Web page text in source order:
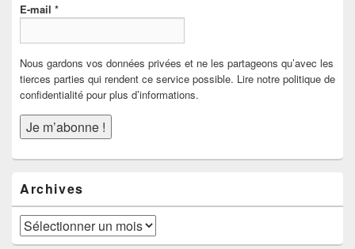
E-mail *
Nous gardons vos données privées et ne les partageons qu’avec les
tierces parties qui rendent ce service possible. Lire notre politique de
confidentialité pour plus d’informations.
Archives
Archives